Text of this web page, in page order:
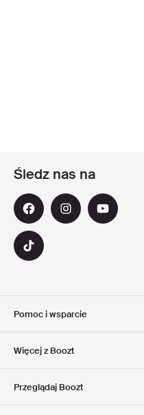
Pomoc i wsparcie
Więcej z Boozt
Przeglądaj Boozt
Śledz nas na